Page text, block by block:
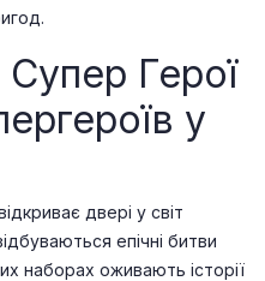
Герої
у
двері у світ
епічні битви
наборах оживають історії